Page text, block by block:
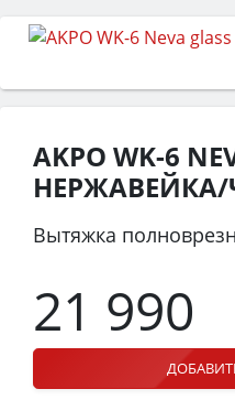
AKPO WK-6
Вытяжка
21 990